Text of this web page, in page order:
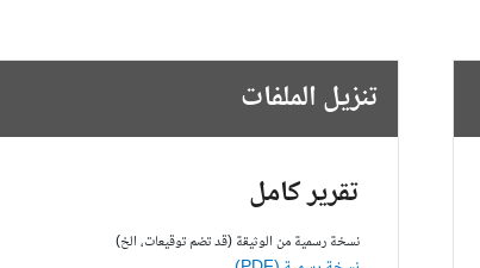
تنزيل الملفات
تقرير كامل
نسخة رسمية من الوثيقة (قد تضم توقيعات، الخ)